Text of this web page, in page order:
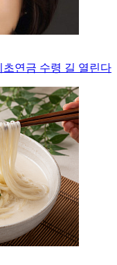
연금 수령 길 열린다